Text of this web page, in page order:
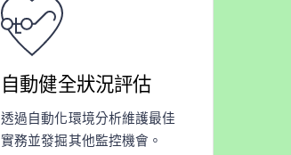
自動健全狀況評估
透過自動化環境分析維護最佳
實務並發掘其他監控機會。